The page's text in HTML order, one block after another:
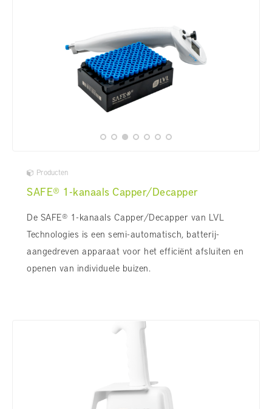
Producten
SAFE® 1-kanaals Capper/Decapper
De SAFE® 1-kanaals Capper/Decapper van LVL
Technologies is een semi-automatisch, batterij-
aangedreven apparaat voor het efficiënt afsluiten en
openen van individuele buizen.